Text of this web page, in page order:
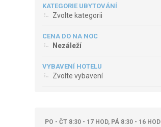
KATEGORIE UBYTOVÁNÍ
Zvolte kategorii
CENA DO NA NOC
Nezáleží
VYBAVENÍ HOTELU
Zvolte vybavení
PO - ČT 8:30 - 17 HOD, PÁ 8:30 - 16 HOD